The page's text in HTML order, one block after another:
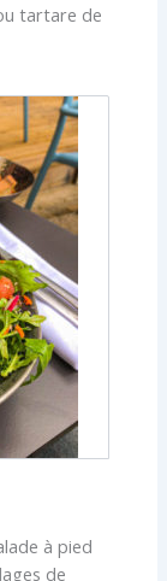
tartare de
à pied
de